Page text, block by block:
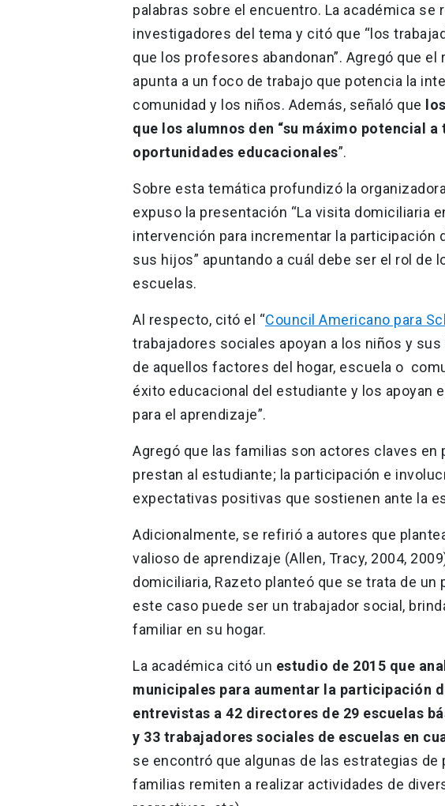
palabras sobre el encuentro. La académica se
investigadores del tema y citó que “los
que los profesores abandonan”. Agregó que
apunta a un foco de trabajo que potencia la
comunidad y los niños. Además, señaló que
que los alumnos den “su máximo potencial
oportunidades educacionales”.
Sobre esta temática profundizó la
expuso la presentación “La visita domiciliaria
intervención para incrementar la participación
sus hijos” apuntando a cuál debe ser el rol de
escuelas.
Al respecto, citó el “Council Americano para
trabajadores sociales apoyan a los niños y
de aquellos factores del hogar, escuela o
éxito educacional del estudiante y los apoyan
para el aprendizaje”.
Agregó que las familias son actores claves en
prestan al estudiante; la participación e
expectativas positivas que sostienen ante la
Adicionalmente, se refirió a autores que
valioso de aprendizaje (Allen, Tracy, 2004,
domiciliaria, Razeto planteó que se trata de
este caso puede ser un trabajador social,
familiar en su hogar.
La académica citó un estudio de 2015 que
municipales para aumentar la participación
entrevistas a 42 directores de 29 escuelas
y 33 trabajadores sociales de escuelas en
se encontró que algunas de las estrategias
familias remiten a realizar actividades de